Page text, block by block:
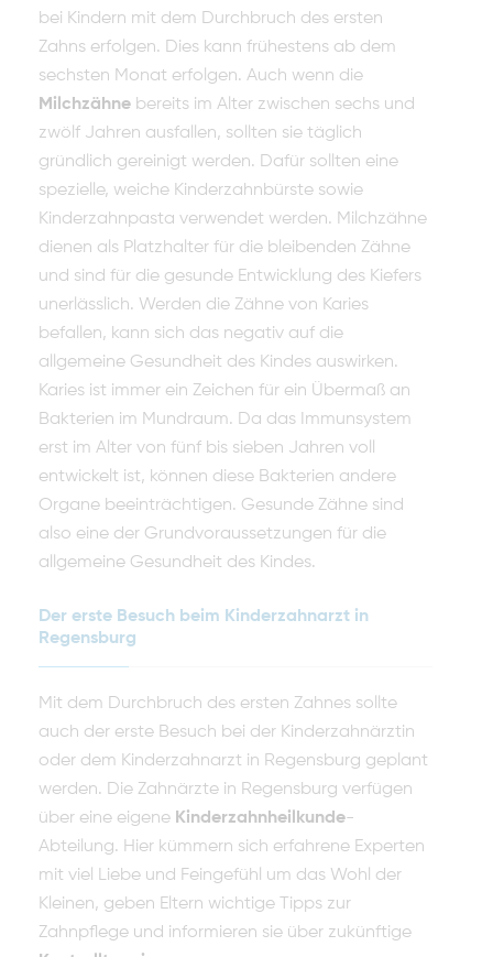
bei Kindern mit dem Durchbruch des ersten
Zahns erfolgen. Dies kann frühestens ab dem
sechsten Monat erfolgen. Auch wenn die
Milchzähne bereits im Alter zwischen sechs und
zwölf Jahren ausfallen, sollten sie täglich
gründlich gereinigt werden. Dafür sollten eine
spezielle, weiche Kinderzahnbürste sowie
Kinderzahnpasta verwendet werden. Milchzähne
dienen als Platzhalter für die bleibenden Zähne
und sind für die gesunde Entwicklung des Kiefers
unerlässlich. Werden die Zähne von Karies
befallen, kann sich das negativ auf die
allgemeine Gesundheit des Kindes auswirken.
Karies ist immer ein Zeichen für ein Übermaß an
Bakterien im Mundraum. Da das Immunsystem
erst im Alter von fünf bis sieben Jahren voll
entwickelt ist, können diese Bakterien andere
Organe beeinträchtigen. Gesunde Zähne sind
also eine der Grundvoraussetzungen für die
allgemeine Gesundheit des Kindes.
Der erste Besuch beim Kinderzahnarzt in
Regensburg
Mit dem Durchbruch des ersten Zahnes sollte
auch der erste Besuch bei der Kinderzahnärztin
oder dem Kinderzahnarzt in Regensburg geplant
werden. Die Zahnärzte in Regensburg verfügen
über eine eigene Kinderzahnheilkunde-
Abteilung. Hier kümmern sich erfahrene Experten
mit viel Liebe und Feingefühl um das Wohl der
Kleinen, geben Eltern wichtige Tipps zur
Zahnpflege und informieren sie über zukünftige